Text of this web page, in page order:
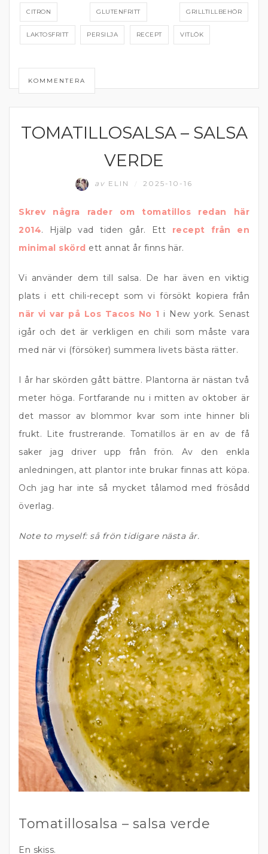
CITRON GLUTENFRITT GRILLTILLBEHÖR
LAKTOSFRITT PERSILJA RECEPT VITLÖK
KOMMENTERA
DIPP OCH RÖROR
TOMATILLOSALSA – SALSA
VERDE
av ELIN 2025-10-16
Skrev några rader om tomatillos redan här
2014. Hjälp vad tiden går. Ett recept från en
minimal skörd ett annat år finns här.
Vi använder dem till salsa. De har även en viktig
plats i ett chili-recept som vi försökt kopiera från
när vi var på Los Tacos No 1 i New york. Senast
igår och det är verkligen en chili som måste vara
med när vi (försöker) summera livets bästa rätter.
I år har skörden gått bättre. Plantorna är nästan två
meter höga. Fortfarande nu i mitten av oktober är
det massor av blommor kvar som inte hinner bli
frukt. Lite frustrerande. Tomatillos är en av de få
saker jag driver upp från frön. Av den enkla
anledningen, att plantor inte brukar finnas att köpa.
Och jag har inte så mycket tålamod med frösådd
överlag.
Note to myself: så frön tidigare nästa år.
Tomatillosalsa – salsa verde
En skiss.